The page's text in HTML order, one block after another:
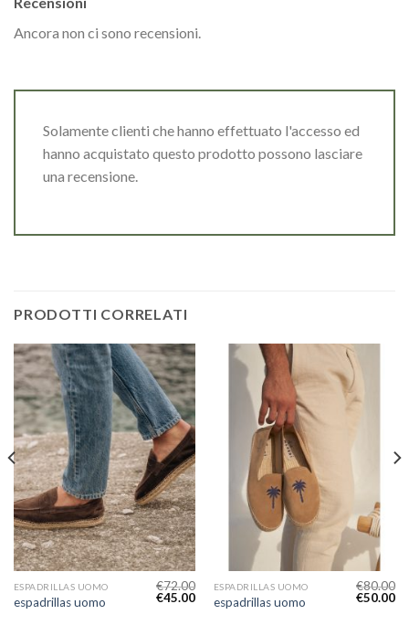
Ancora non ci sono recensioni.
Solamente clienti che hanno effettuato l'accesso ed
hanno acquistato questo prodotto possono lasciare
una recensione.
PRODOTTI CORRELATI
ESPADRILLAS UOMO
espadrillas uomo
€72.00
€45.00
ESPADRILLAS UOMO
espadrillas uomo
€80.00
€50.00